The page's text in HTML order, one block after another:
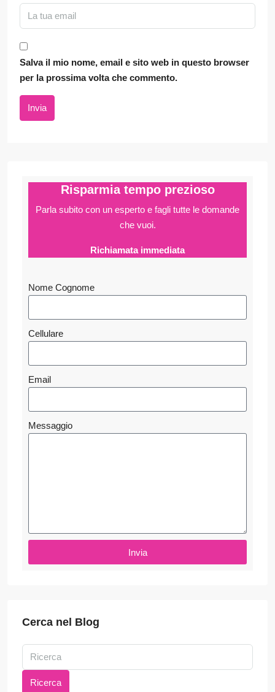
Salva il mio nome, email e sito web in questo browser
per la prossima volta che commento.
Invia
Risparmia tempo prezioso
Parla subito con un esperto e fagli tutte le domande
che vuoi.
Richiamata immediata
Nome Cognome
Cellulare
Email
Messaggio
Invia
Cerca nel Blog
Ricerca